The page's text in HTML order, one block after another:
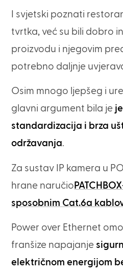
I svjetski poznati
tvrtka, već su bili dobro
proizvodu i njegovim
potrebno daljnje
Osim mnogo ljepšeg i
glavni argument bila je
standardizacija i brza
održavanja.
Za sustav IP kamera u
hrane naručio
sposobnim Cat.6a
Power over Ethernet
franšize napajanje
električnom energijom